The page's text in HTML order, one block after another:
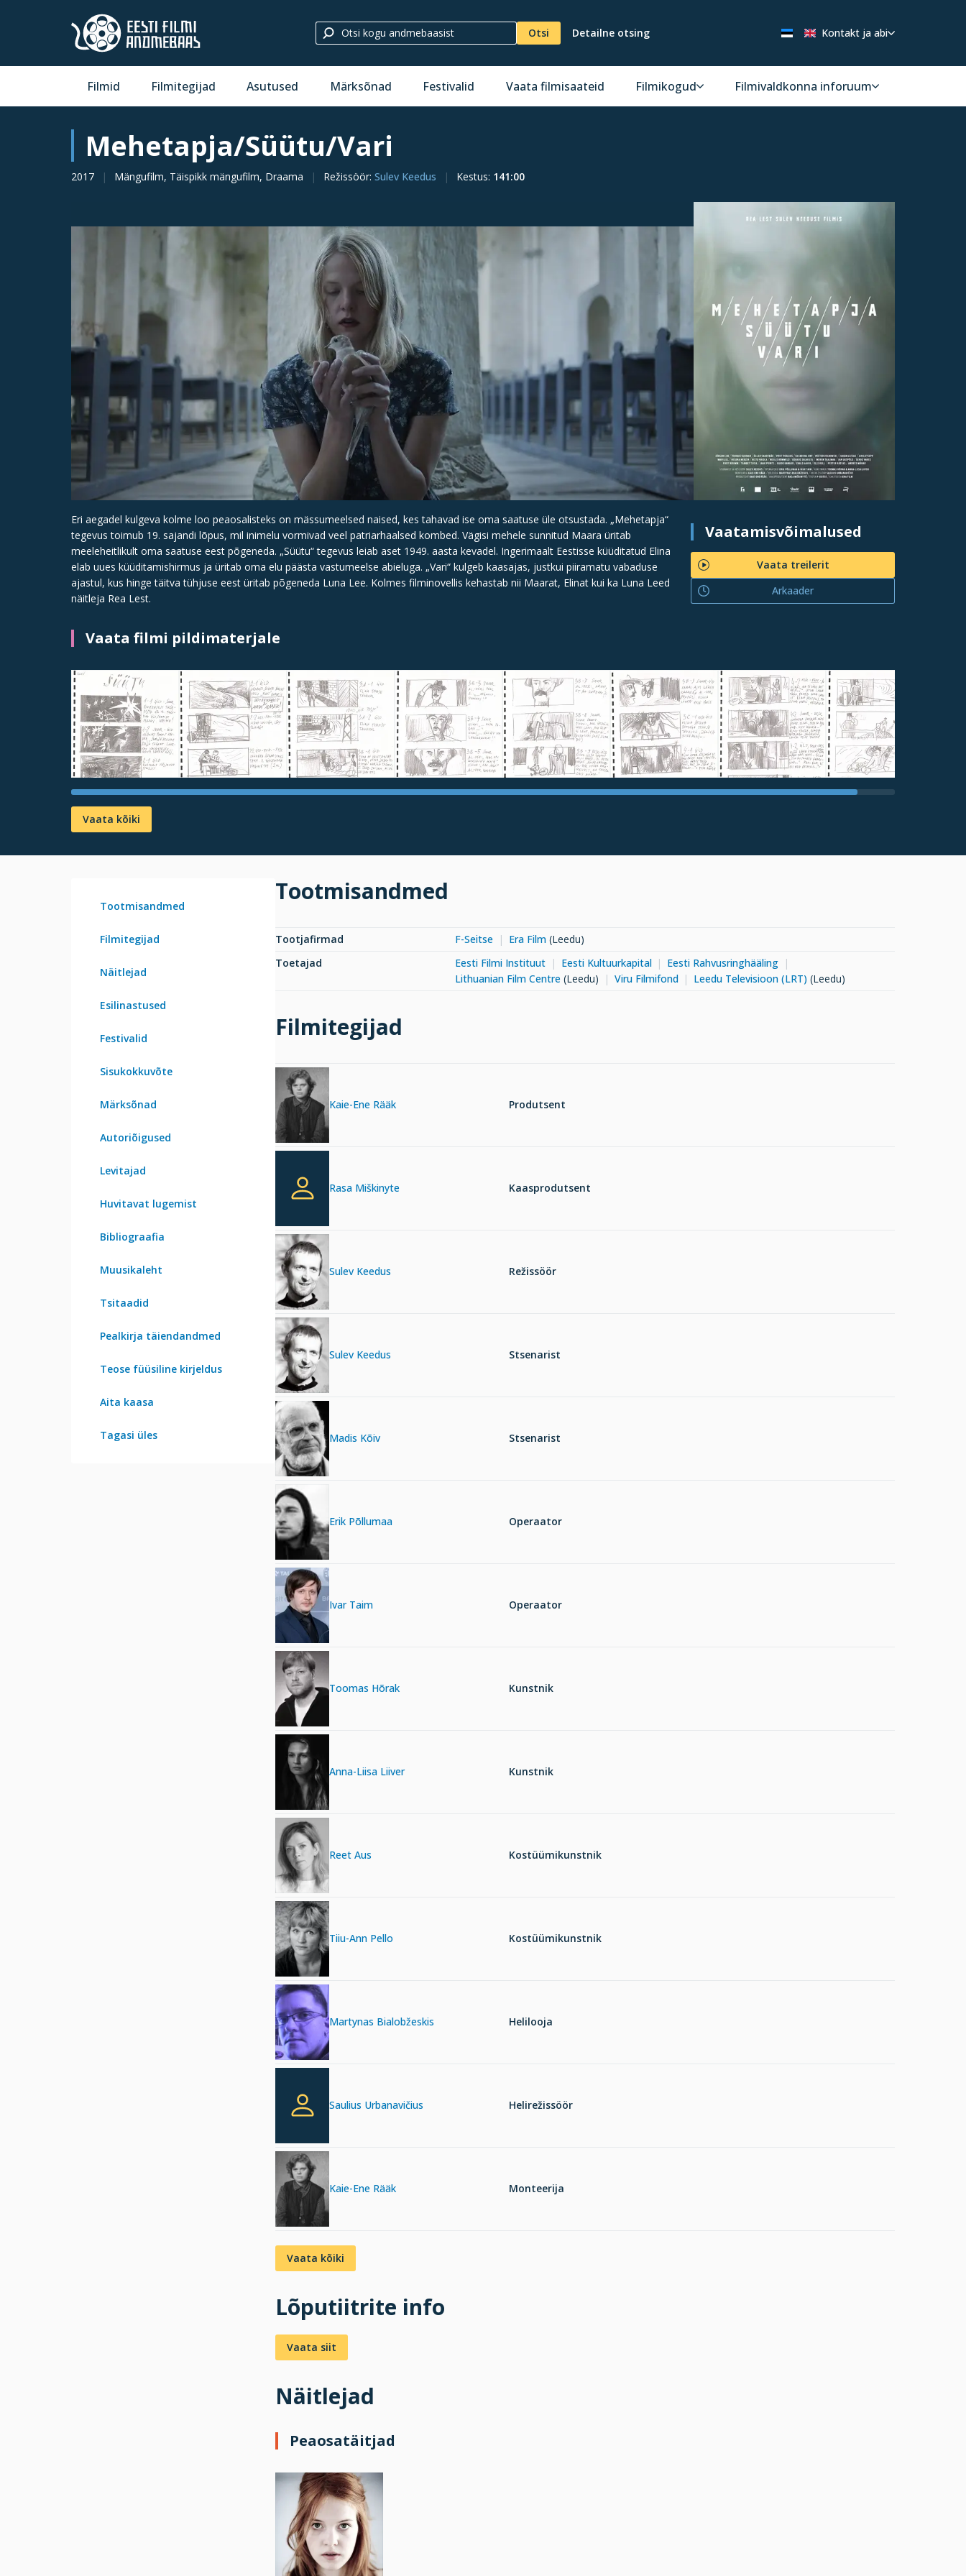
Otsi Detailne otsing Kontakt ja abi
Filmid Filmitegijad Asutused Märksõnad Festivalid Vaata filmisaateid Filmikogud Filmivaldkonna inforuum
Mehetapja/Süütu/Vari
2017 Mängufilm, Täispikk mängufilm, Draama Režissöör: Sulev Keedus Kestus: 141:00
Eri aegadel kulgeva kolme loo peaosalisteks on mässumeelsed naised, kes tahavad ise oma saatuse üle otsustada. „Mehetapja“
tegevus toimub 19. sajandi lõpus, mil inimelu vormivad veel patriarhaalsed kombed. Vägisi mehele sunnitud Maara üritab
meeleheitlikult oma saatuse eest põgeneda. „Süütu“ tegevus leiab aset 1949. aasta kevadel. Ingerimaalt Eestisse küüditatud Elina
elab uues küüditamishirmus ja üritab oma elu päästa vastumeelse abieluga. „Vari“ kulgeb kaasajas, justkui piiramatu vabaduse
ajastul, kus hinge täitva tühjuse eest üritab põgeneda Luna Lee. Kolmes filminovellis kehastab nii Maarat, Elinat kui ka Luna Leed
näitleja Rea Lest.
Vaatamisvõimalused
Vaata treilerit
Arkaader
Vaata filmi pildimaterjale
Vaata kõiki
Tootmisandmed
Filmitegijad
Näitlejad
Esilinastused
Festivalid
Sisukokkuvõte
Märksõnad
Autoriõigused
Levitajad
Huvitavat lugemist
Bibliograafia
Muusikaleht
Tsitaadid
Pealkirja täiendandmed
Teose füüsiline kirjeldus
Aita kaasa
Tagasi üles
Tootmisandmed
Tootjafirmad F-Seitse Era Film(Leedu)
Toetajad
Eesti Filmi Instituut Eesti Kultuurkapital
Eesti Rahvusringhääling
Lithuanian Film Centre (Leedu) Viru Filmifond Leedu Televisioon (LRT) (Leedu)
Filmitegijad
Kaie-Ene Rääk Produtsent
Rasa Miškinyte Kaasprodutsent
Sulev Keedus Režissöör
Sulev Keedus Stsenarist
Madis Kõiv Stsenarist
Erik Põllumaa Operaator
Ivar Taim Operaator
Toomas Hõrak Kunstnik
Anna-Liisa Liiver Kunstnik
Reet Aus Kostüümikunstnik
Tiiu-Ann Pello Kostüümikunstnik
Martynas Bialobžeskis Helilooja
Saulius Urbanavičius Helirežissöör
Kaie-Ene Rääk Monteerija
Vaata kõiki
Lõputiitrite info
Vaata siit
Näitlejad
Peaosatäitjad